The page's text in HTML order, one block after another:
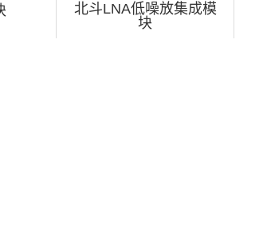
北斗LNA低噪放集成模
块